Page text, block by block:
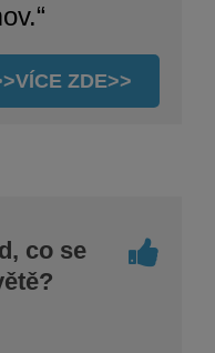
ZDE>>
co se